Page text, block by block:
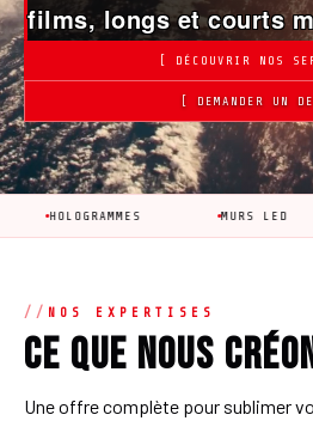
films, longs et courts
[ DÉCOUVRIR NOS
[ DEMANDER UN
MURS LED
NOS EXPERTISES
Ce que nous
Une offre complète pour sublimer